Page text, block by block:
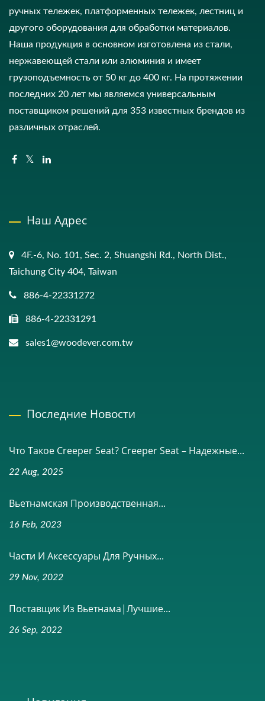
ручных тележек, платформенных тележек, лестниц и
другого оборудования для обработки материалов.
Наша продукция в основном изготовлена из стали,
нержавеющей стали или алюминия и имеет
грузоподъемность от 50 кг до 400 кг. На протяжении
последних 20 лет мы являемся универсальным
поставщиком решений для 353 известных брендов из
различных отраслей.
Наш Адрес
4F.-6, No. 101, Sec. 2, Shuangshi Rd., North Dist.,
Taichung City 404, Taiwan
886-4-22331272
886-4-22331291
sales1@woodever.com.tw
Последние Новости
Что Такое Creeper Seat? Creeper Seat – Надежные...
22 Aug, 2025
Вьетнамская Производственная...
16 Feb, 2023
Части И Аксессуары Для Ручных...
29 Nov, 2022
Поставщик Из Вьетнама|Лучшие...
26 Sep, 2022